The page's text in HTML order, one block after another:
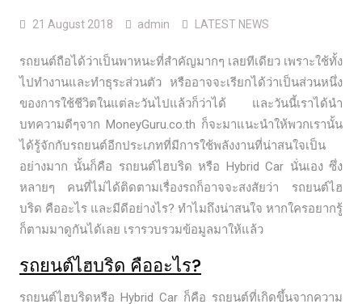
21 August 2018 admin LATEST NEWS
รถยนต์ถือได้ว่าเป็นพาหนะที่สำคัญมากๆ เลยทีเดียว เพราะใช้ทั้ง
ไปทำงานและทำธุระส่วนตัว หรืออาจจะเรียกได้ว่าเป็นส่วนหนึ่ง
ของการใช้ชีวิตในแต่ละวันไปแล้วก็ว่าได้ และวันนี้เราได้นำ
บทความดีๆจาก MoneyGuru.co.th ก็จะมาแนะนำให้พวกเรานั้น
ได้รู้จักกับรถยนต์อีกประเภทที่มีการใช้พลังงานที่น่าสนใจเป็น
อย่างมาก นั้นก็คือ รถยนต์ไฮบริด หรือ Hybrid Car นั่นเอง ซึ่ง
หลายๆ คนที่ไม่ได้ติดตามเรื่องรถก็อาจจะสงสัยว่า รถยนต์ไฮ
บริด คืออะไร และมีดีอย่างไร? ทำไมถึงน่าสนใจ หากใครอยากรู้
ก็ตามมาดูกันได้เลย เรารวบรวมข้อมูลมาให้แล้ว
รถยนต์ไฮบริด คืออะไร?
รถยนต์ไฮบริดหรือ Hybrid Car ก็คือ รถยนต์ที่เกิดขึ้นจากความ